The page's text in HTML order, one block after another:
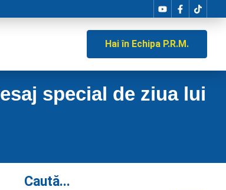
Hai în Echipa P.R.M.
special de ziua lui
Caută...